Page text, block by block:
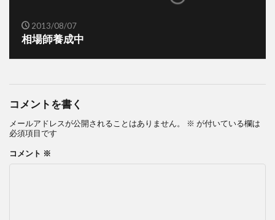
2013/08/07
相場師養成中
コメントを書く
メールアドレスが公開されることはありません。 ※ が付いている欄は
必須項目です
コメント ※